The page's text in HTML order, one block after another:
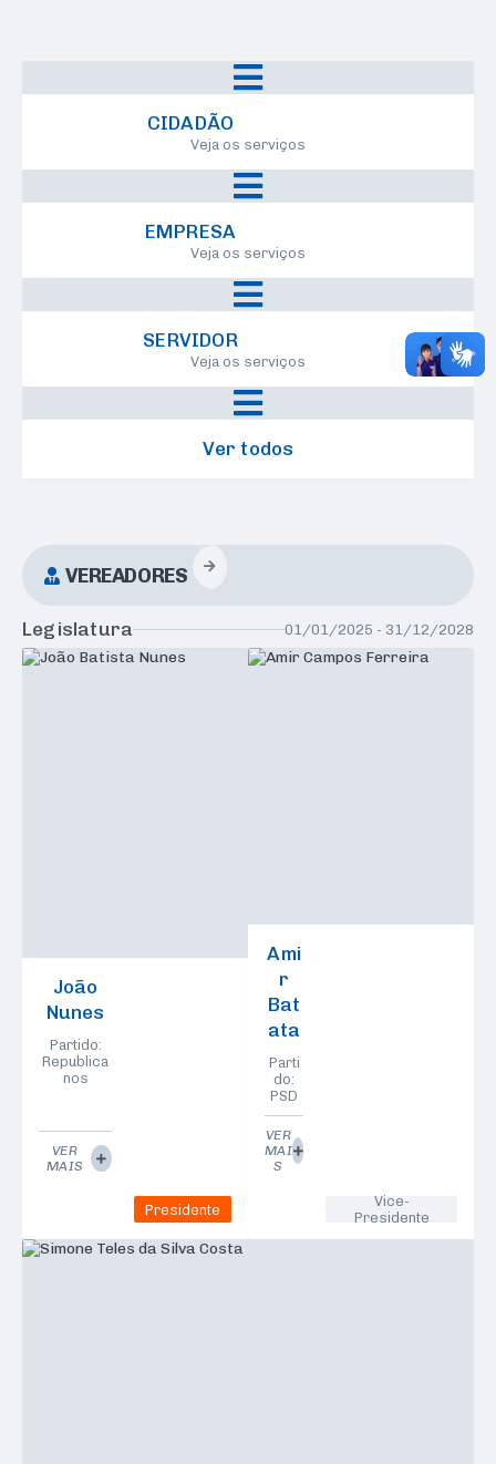
Dispensa de Licitação
Inexigibilidade
Regimento Interno
Estatuto dos Servidores
Plano de Cargos e Carreiras
CIDADÃO
Veja os serviços
EMPRESA
Veja os serviços
SERVIDOR
Veja os serviços
Ver todos
VEREADORES
João
Nunes
Presidente
Partido:
Republica
nos
VER
MAIS
Ami
r
Bat
ata
Vice-
Presidente
Parti
do:
PSD
VER
MAI
S
Legislatura 01/01/2025 - 31/12/2028